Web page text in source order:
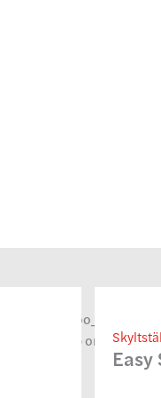
in
archive.phpon line84
Easy